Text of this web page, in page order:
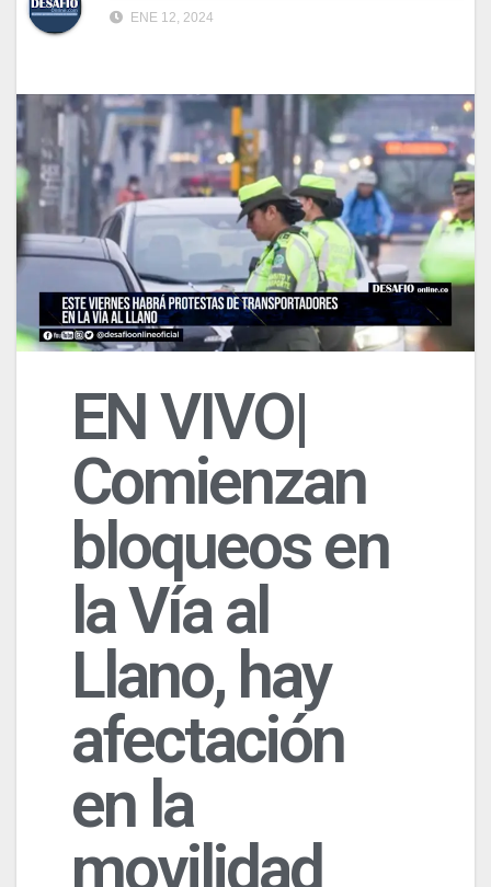
ENE 12, 2024
EN VIVO|
Comienzan
bloqueos en
la Vía al
Llano, hay
afectación
en la
movilidad